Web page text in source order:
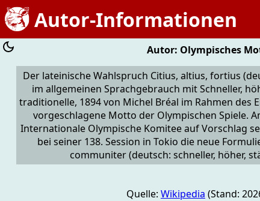
Autor-Informationen
Autor: Olympisches
Der lateinische Wahlspruch Citius, altius, fortius
im allgemeinen Sprachgebrauch mit Schneller,
traditionelle, 1894 von Michel Bréal im Rahmen des
vorgeschlagene Motto der Olympischen Spiele.
Internationale Olympische Komitee auf Vorschlag
bei seiner 138. Session in Tokio die neue
communiter (deutsch: schneller, höher,
Quelle: Wikipedia (Stand: